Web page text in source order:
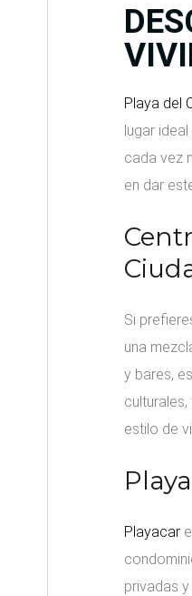
Playa del
lugar
cada vez
en dar
Si
una
y bares,
estilo de
Playacar
privadas